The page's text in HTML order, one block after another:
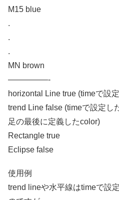
M15 blue
.
.
.
MN brown
—————-
horizontal Line true (timeで設
trend Line false (timeで設定し
足の最後に定義したcolor)
Rectangle true
Eclipse false
使用例
trend lineや水平線はtimeで設